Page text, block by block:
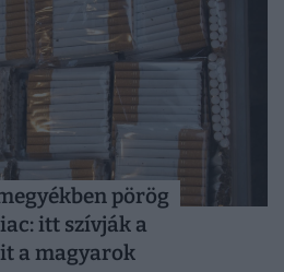
pörög
itt szívják a
a magyarok